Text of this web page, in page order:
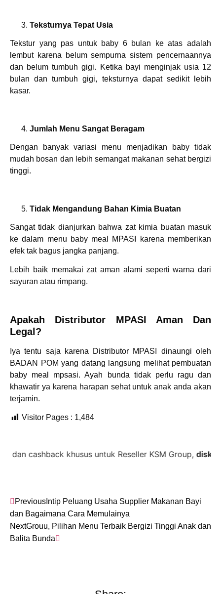
Teksturnya Tepat Usia
Tekstur yang pas untuk baby 6 bulan ke atas adalah
lembut karena belum sempurna sistem pencernaannya
dan belum tumbuh gigi. Ketika bayi menginjak usia 12
bulan dan tumbuh gigi, teksturnya dapat sedikit lebih
kasar.
Jumlah Menu Sangat Beragam
Dengan banyak variasi menu menjadikan baby tidak
mudah bosan dan lebih semangat makanan sehat bergizi
tinggi.
Tidak Mengandung Bahan Kimia Buatan
Sangat tidak dianjurkan bahwa zat kimia buatan masuk
ke dalam menu baby meal MPASI karena memberikan
efek tak bagus jangka panjang.
Lebih baik memakai zat aman alami seperti warna dari
sayuran atau rimpang.
Apakah Distributor MPASI Aman Dan
Legal?
Iya tentu saja karena Distributor MPASI dinaungi oleh
BADAN POM yang datang langsung melihat pembuatan
baby meal mpsasi. Ayah bunda tidak perlu ragu dan
khawatir ya karena harapan sehat untuk anak anda akan
terjamin.
Visitor Pages : 1,484
khusus untuk Reseller KSM Group,diskon 35% +
Previous Intip Peluang Usaha Supplier Makanan Bayi
dan Bagaimana Cara Memulainya
NextGrouu, Pilihan Menu Terbaik Bergizi Tinggi Anak dan
Balita Bunda